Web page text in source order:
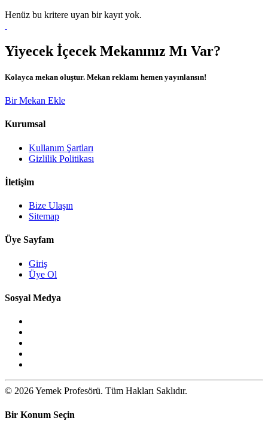
Henüz bu kritere uyan bir kayıt yok.
Yiyecek İçecek Mekanınız Mı Var?
Kolayca mekan oluştur. Mekan reklamı hemen yayınlansın!
Bir Mekan Ekle
Kurumsal
Kullanım Şartları
Gizlilik Politikası
İletişim
Bize Ulaşın
Sitemap
Üye Sayfam
Giriş
Üye Ol
Sosyal Medya
© 2026 Yemek Profesörü. Tüm Hakları Saklıdır.
Bir Konum Seçin